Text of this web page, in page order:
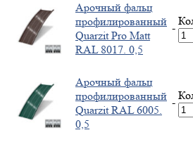
Арочный фальц
профилированный
Quarzit Pro Matt
RAL 8017. 0,5
-
Арочный фальц
профилированный
Quarzit RAL 6005.
0,5
-